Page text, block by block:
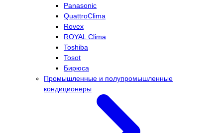
Panasonic
QuattroClima
Rovex
ROYAL Clima
Toshiba
Tosot
Бирюса
Промышленные и полупромышленные
кондиционеры